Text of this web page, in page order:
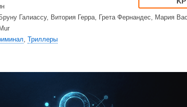
Триллеры
Галиассу, Витория Герра, Грета Фернандес, Мария
, Триллеры